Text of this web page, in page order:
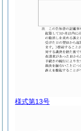
様式第13号